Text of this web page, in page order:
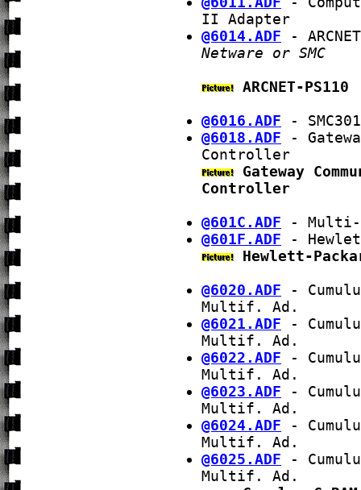
II Adapter
@6014.ADF -
Netware or SMC
ARCNET-PS110
@6016.ADF -
@6018.ADF -
Controller
Gateway
Controller
@601C.ADF - Multi-
@601F.ADF -
Hewlett-
@6020.ADF -
Multif. Ad.
@6021.ADF -
Multif. Ad.
@6022.ADF -
Multif. Ad.
@6023.ADF -
Multif. Ad.
@6024.ADF -
Multif. Ad.
@6025.ADF -
Multif. Ad.